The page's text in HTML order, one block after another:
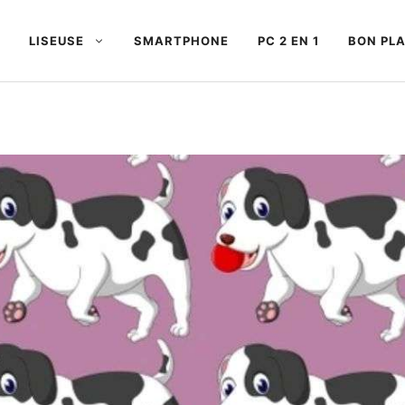
LISEUSE SMARTPHONE PC 2 EN 1 BON